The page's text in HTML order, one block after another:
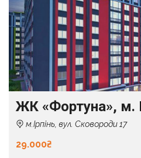
ЖК «Фортуна», м.
м.Ірпінь, вул. Сковороди 17
29.000₴